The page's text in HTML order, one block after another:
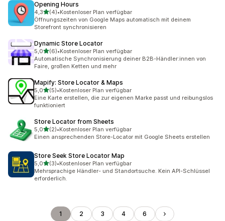
Opening Hours
4,3von 5 Sternen
(4)
4 Rezensionen insgesamt
•Kostenloser Plan verfügbar
Öffnungszeiten von Google Maps automatisch mit deinem
Storefront synchronisieren
Dynamic Store Locator
5,0von 5 Sternen
(6)
6 Rezensionen insgesamt
•Kostenloser Plan verfügbar
Automatische Synchronisierung deiner B2B-Händler:innen von
Faire, großen Ketten und mehr
Mapify: Store Locator & Maps
5,0von 5 Sternen
(5)
5 Rezensionen insgesamt
•Kostenloser Plan verfügbar
Eine Karte erstellen, die zur eigenen Marke passt und reibungslos
funktioniert
Store Locator from Sheets
5,0von 5 Sternen
(2)
2 Rezensionen insgesamt
•Kostenloser Plan verfügbar
Einen ansprechenden Store-Locator mit Google Sheets erstellen
Store Seek Store Locator Map
5,0von 5 Sternen
(3)
3 Rezensionen insgesamt
•Kostenloser Plan verfügbar
Mehrsprachige Händler- und Standortsuche. Kein API-Schlüssel
erforderlich.
1 2 3 4 6